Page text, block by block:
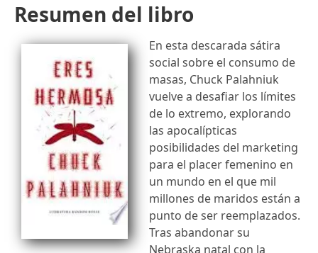
Resumen del libro
En esta descarada sátira
social sobre el consumo de
masas, Chuck Palahniuk
vuelve a desafiar los límites
de lo extremo, explorando
las apocalípticas
posibilidades del marketing
para el placer femenino en
un mundo en el que mil
millones de maridos están a
punto de ser reemplazados.
Tras abandonar su
Nebraska natal con la